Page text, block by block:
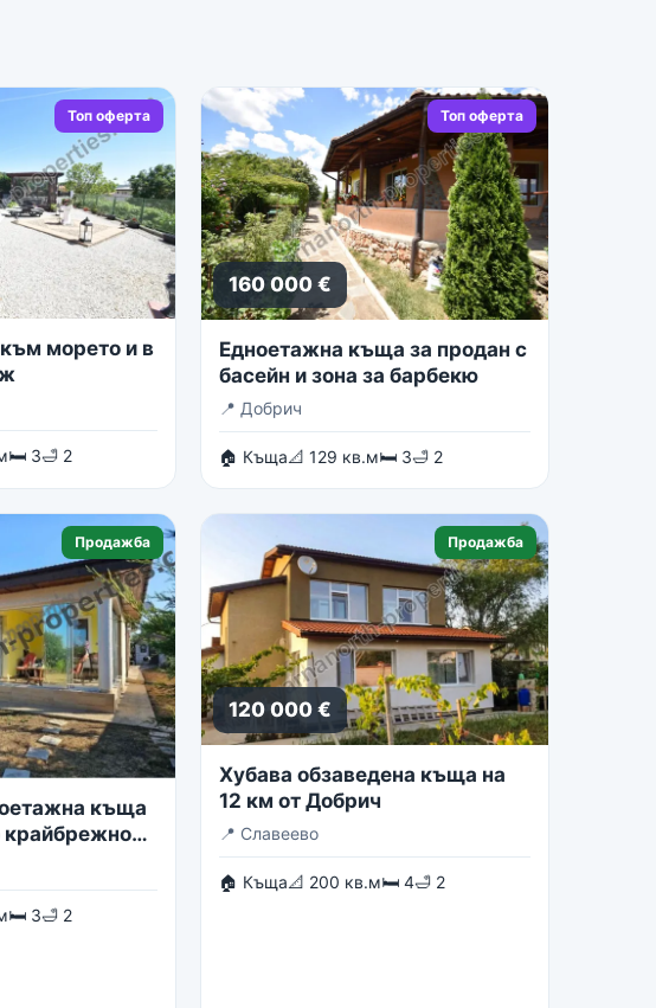
Топ оферта
морето и в
🛏 3🛁 2
Топ оферта
160 000 €
Едноетажна къща за продан с
басейн и зона за барбекю
📍 Добрич
🏠 Къща📐 129 кв.м🛏 3🛁 2
Продажба
къща
крайбрежно
🛏 3🛁 2
Продажба
120 000 €
Хубава обзаведена къща на
12 км от Добрич
📍 Славеево
🏠 Къща📐 200 кв.м🛏 4🛁 2